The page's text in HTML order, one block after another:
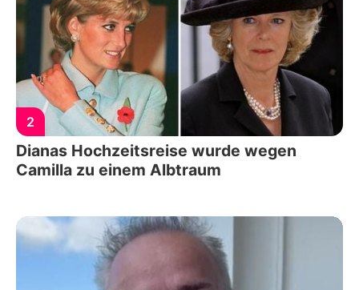
2
Dianas Hochzeitsreise wurde wegen
Camilla zu einem Albtraum